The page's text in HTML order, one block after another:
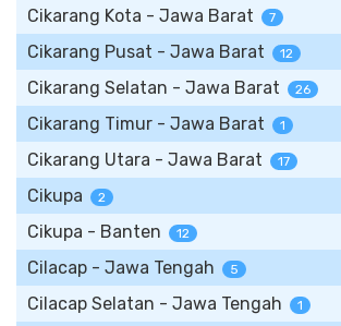
Cikarang Kota - Jawa Barat 7
Cikarang Pusat - Jawa Barat 12
Cikarang Selatan - Jawa Barat 26
Cikarang Timur - Jawa Barat 1
Cikarang Utara - Jawa Barat 17
Cikupa 2
Cikupa - Banten 12
Cilacap - Jawa Tengah 5
Cilacap Selatan - Jawa Tengah 1